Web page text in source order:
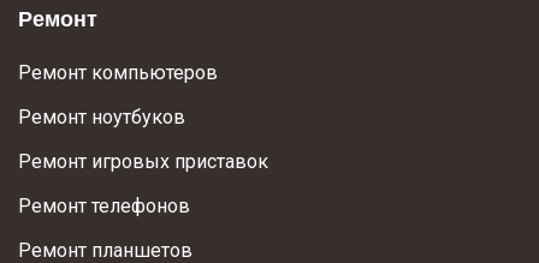
Ремонт
Ремонт компьютеров
Ремонт ноутбуков
Ремонт игровых приставок
Ремонт телефонов
Ремонт планшетов